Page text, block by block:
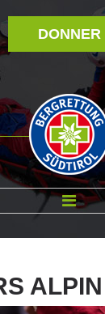
DONNER
ALPIN